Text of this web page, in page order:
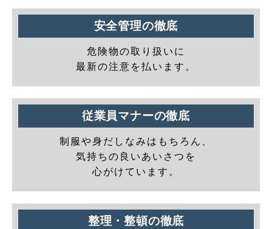
安全管理の徹底
危険物の取り扱いに
最新の注意を払います。
従業員マナーの徹底
制服や身だしなみはもちろん、
気持ちの良いあいさつを
心がけています。
整理・整頓の徹底